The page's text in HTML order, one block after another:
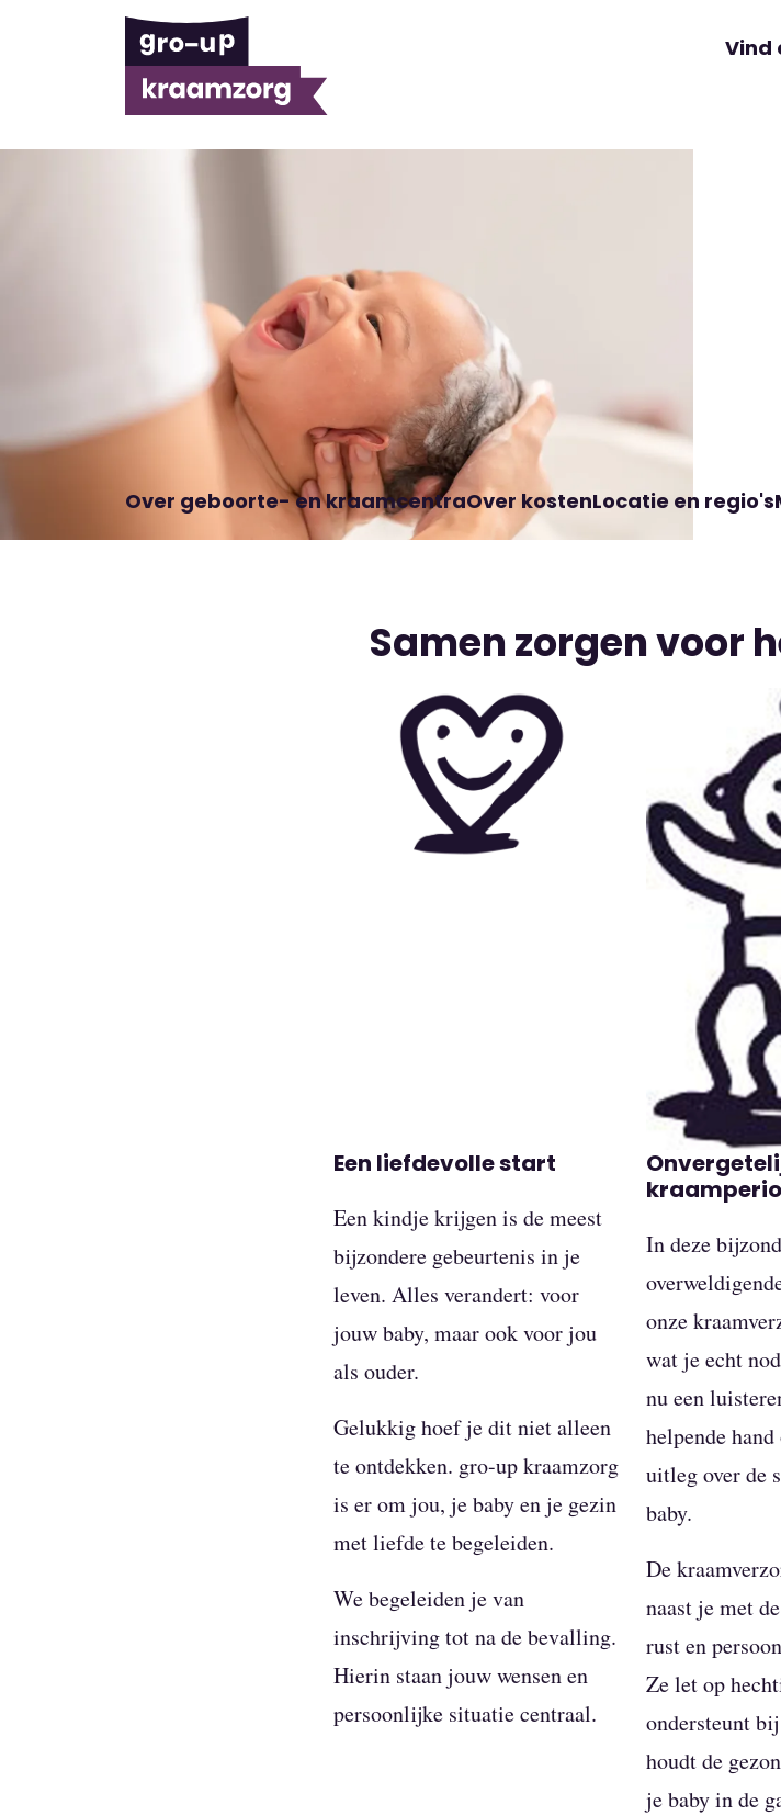
Vind
Over geboorte- en kraamcentraOver kostenLocatie en regio's
Samen zorgen voor
Een liefdevolle start
Een kindje krijgen is de meest
bijzondere gebeurtenis in je
leven. Alles verandert: voor
jouw baby, maar ook voor jou
als ouder.
Gelukkig hoef je dit niet alleen
te ontdekken. gro-up kraamzorg
is er om jou, je baby en je gezin
met liefde te begeleiden.
We begeleiden je van
inschrijving tot na de bevalling.
Hierin staan jouw wensen en
persoonlijke situatie centraal.
In deze
onze
wat je echt
nu een
helpende
uitleg over de
baby.
De
naast je met
rust en
Ze let op
ondersteunt
houdt de
je baby in de